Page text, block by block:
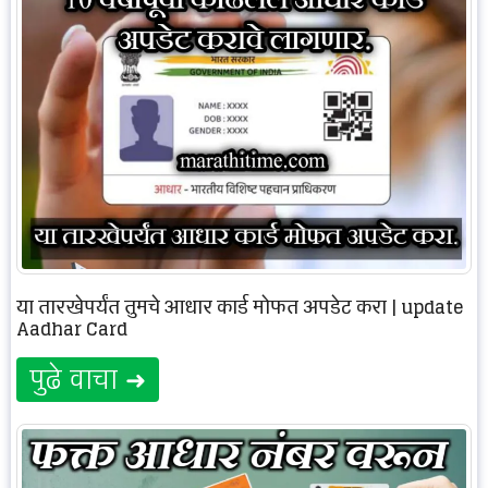
या तारखेपर्यंत तुमचे आधार कार्ड मोफत अपडेट करा | update
Aadhar Card
पुढे वाचा ➜